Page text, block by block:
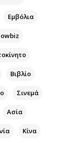
Εμβόλια
Βιβλίο
Σινεμά
Ασία
Κίνα